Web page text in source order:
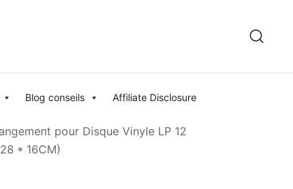
Blog conseils Affiliate Disclosure
pour Disque Vinyle LP 12
* 16CM)